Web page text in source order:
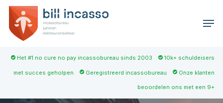
Skip
main
Het #1 no cure no pay incassobureau sinds 2003 10k+ schuldeisers
met succes geholpen Geregistreerd incassobureau Onze klanten
beoordelen ons met een 9+